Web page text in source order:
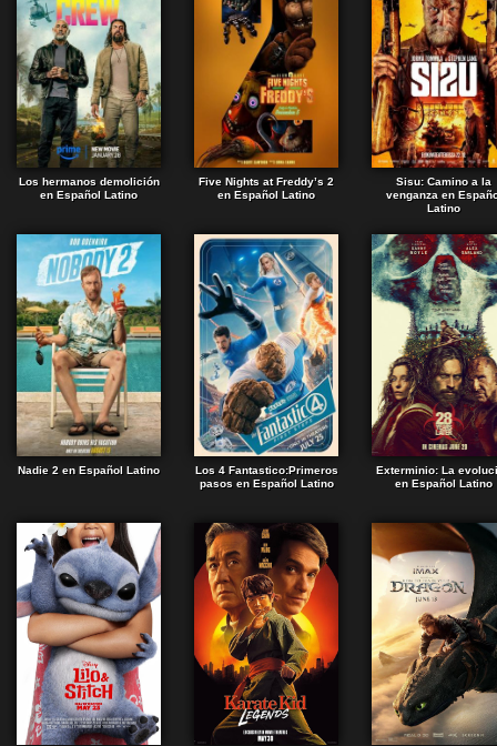
Los hermanos demolición
en Español Latino
Five Nights at Freddy’s 2
en Español Latino
Sisu: Camino a la
venganza en
Latino
Nadie 2 en Español Latino
Los 4 Fantastico:Primeros
pasos en Español Latino
Exterminio: La
en Español Latino